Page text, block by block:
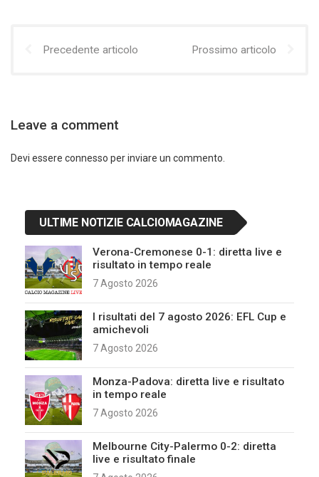
Precedente articolo Prossimo articolo
Leave a comment
Devi essere connesso per inviare un commento.
ULTIME NOTIZIE CALCIOMAGAZINE
Verona-Cremonese 0-1: diretta live e
risultato in tempo reale
7 Agosto 2026
I risultati del 7 agosto 2026: EFL Cup e
amichevoli
7 Agosto 2026
Monza-Padova: diretta live e risultato
in tempo reale
7 Agosto 2026
Melbourne City-Palermo 0-2: diretta
live e risultato finale